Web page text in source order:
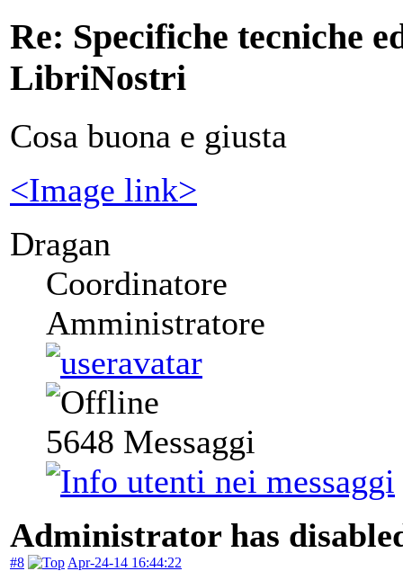
Re: Specifiche tecniche
LibriNostri
Cosa buona e giusta
<Image link>
Dragan
Coordinatore
Amministratore
5648 Messaggi
Administrator has
#8 Apr-24-14 16:44:22